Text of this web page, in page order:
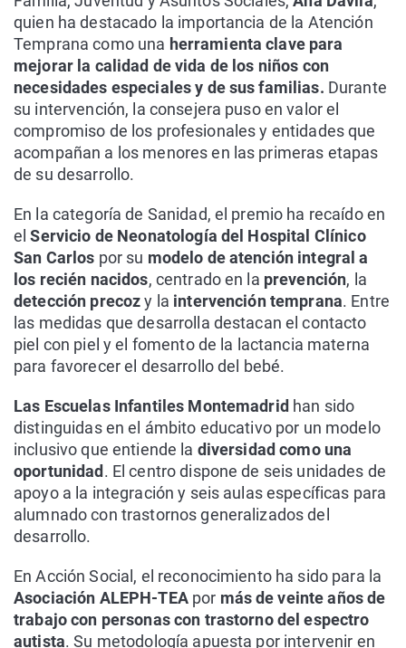
quien ha destacado la importancia de la Atención
Temprana como una herramienta clave para
mejorar la calidad de vida de los niños con
necesidades especiales y de sus familias. Durante
su intervención, la consejera puso en valor el
compromiso de los profesionales y entidades que
acompañan a los menores en las primeras etapas
de su desarrollo.
En la categoría de Sanidad, el premio ha recaído en
elServicio de Neonatología del Hospital Clínico
San Carlos por su modelo de atención integral a
los recién nacidos, centrado en la prevención, la
detección precozy la intervención temprana. Entre
las medidas que desarrolla destacan el contacto
piel con piel y el fomento de la lactancia materna
para favorecer el desarrollo del bebé.
Las Escuelas Infantiles Montemadrid han sido
distinguidas en el ámbito educativo por un modelo
inclusivo que entiende la diversidad como una
oportunidad . El centro dispone de seis unidades de
apoyo a la integración y seis aulas específicas para
alumnado con trastornos generalizados del
desarrollo.
En Acción Social, el reconocimiento ha sido para la
Asociación ALEPH-TEApor más de veinte años de
trabajo con personas con trastorno del espectro
autista. Su metodología apuesta por intervenir en